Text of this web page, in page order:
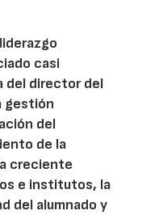
casi
del director del
gestión
del
de la
creciente
e institutos, la
del alumnado y